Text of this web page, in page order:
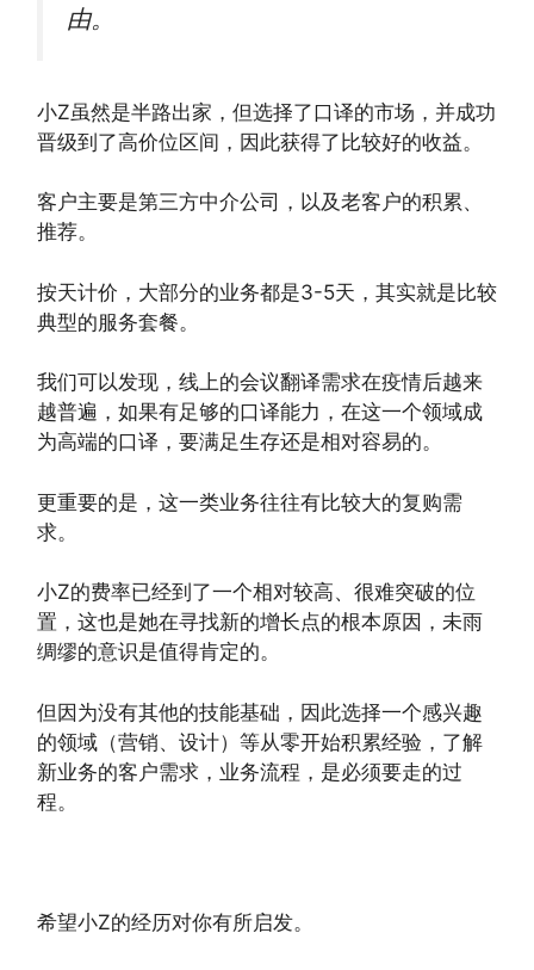
由。
小Z虽然是半路出家，但选择了口译的市场，并成功
晋级到了高价位区间，因此获得了比较好的收益。
客户主要是第三方中介公司，以及老客户的积累、
推荐。
按天计价，大部分的业务都是3-5天，其实就是比较
典型的服务套餐。
我们可以发现，线上的会议翻译需求在疫情后越来
越普遍，如果有足够的口译能力，在这一个领域成
为高端的口译，要满足生存还是相对容易的。
更重要的是，这一类业务往往有比较大的复购需
求。
小Z的费率已经到了一个相对较高、很难突破的位
置，这也是她在寻找新的增长点的根本原因，未雨
绸缪的意识是值得肯定的。
但因为没有其他的技能基础，因此选择一个感兴趣
的领域（营销、设计）等从零开始积累经验，了解
新业务的客户需求，业务流程，是必须要走的过
程。
希望小Z的经历对你有所启发。